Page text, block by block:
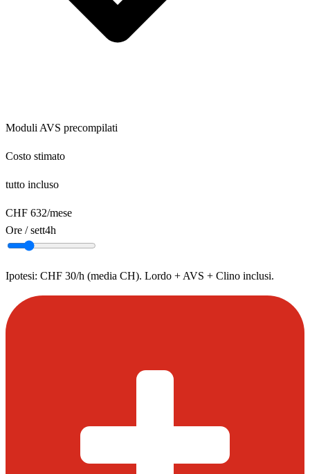
Moduli AVS precompilati
Costo stimato
tutto incluso
CHF 632/mese
Ore / sett4h
Ipotesi: CHF 30/h (media CH). Lordo + AVS + Clino inclusi.